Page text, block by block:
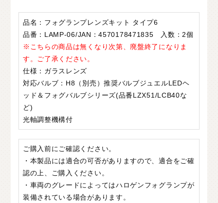
品名：フォグランプレンズキット タイプ6
品番：LAMP-06/JAN：4570178471835 入数：2個
※こちらの商品は無くなり次第、廃盤終了になりま
す。ご了承ください。
仕様：ガラスレンズ
対応バルブ：H8（別売）推奨バルブジュエルLEDヘ
ッド＆フォグバルブシリーズ(品番LZX51/LCB40な
ど)
光軸調整機構付
ご購入前にご確認ください。
・本製品には適合の可否がありますので、適合をご確
認の上、ご購入ください。
・車両のグレードによってはハロゲンフォグランプが
装備されている場合があります。